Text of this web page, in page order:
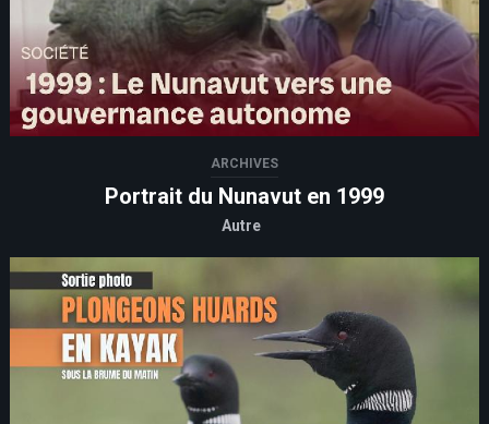
ARCHIVES
Portrait du Nunavut en 1999
Autre